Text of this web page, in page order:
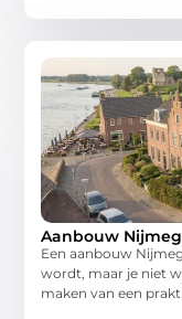
Aanbouw
Een aanbouw
wordt, maar je niet
maken van een